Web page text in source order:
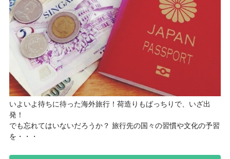
いよいよ待ちに待った海外旅行！荷造りもばっちりで、いざ出
発！
でも忘れてはいないだろうか？ 旅行先の国々の習慣や文化の予習
を・・・